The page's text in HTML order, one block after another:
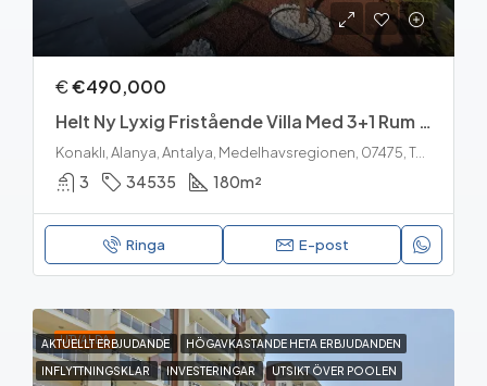
€€490,000
Helt Ny Lyxig Fristående Villa Med 3+1 Rum Till Salu I Konakli, Alanya
Konaklı, Alanya, Antalya, Medelhavsregionen, 07475, Turkiet
3 34535 180m²
Ringa E-post
UTVALDA
AKTUELLT ERBJUDANDE HÖGAVKASTANDE HETA ERBJUDANDEN
INFLYTTNINGSKLAR INVESTERINGAR UTSIKT ÖVER POOLEN